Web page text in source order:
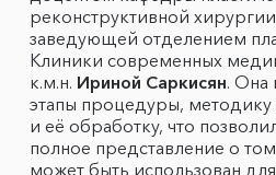
реконструктивной
заведующей отделением
Клиники современных
к.м.н. Ириной Саркисян. Она
этапы процедуры,
и её обработку, что
полное представление о
может быть использован